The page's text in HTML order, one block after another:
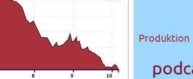
8 9 10
Produktion